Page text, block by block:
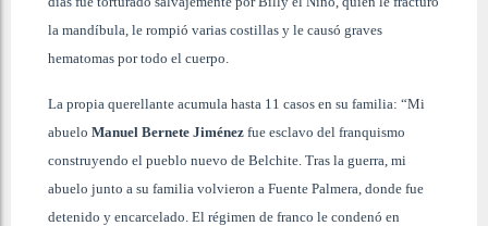
la mandíbula, le rompió varias costillas y le causó graves
hematomas por todo el cuerpo.
La propia querellante acumula hasta 11 casos en su familia: “Mi
abuelo Manuel Bernete Jiménez fue esclavo del franquismo
construyendo el pueblo nuevo de Belchite. Tras la guerra, mi
abuelo junto a su familia volvieron a Fuente Palmera, donde fue
detenido y encarcelado. El régimen de franco le condenó en